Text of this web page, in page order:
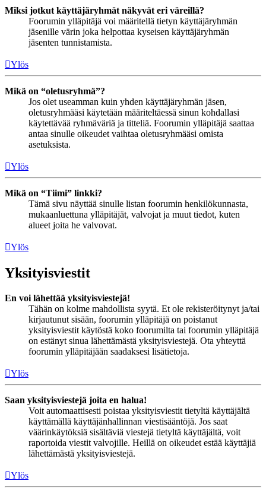
Miksi jotkut käyttäjäryhmät näkyvät eri väreillä?
Foorumin ylläpitäjä voi määritellä tietyn käyttäjäryhmän
jäsenille värin joka helpottaa kyseisen käyttäjäryhmän
jäsenten tunnistamista.
Ylös
Mikä on “oletusryhmä”?
Jos olet useamman kuin yhden käyttäjäryhmän jäsen,
oletusryhmääsi käytetään määriteltäessä sinun kohdallasi
käytettävää ryhmäväriä ja titteliä. Foorumin ylläpitäjä saattaa
antaa sinulle oikeudet vaihtaa oletusryhmääsi omista
asetuksista.
Ylös
Mikä on “Tiimi” linkki?
Tämä sivu näyttää sinulle listan foorumin henkilökunnasta,
mukaanluettuna ylläpitäjät, valvojat ja muut tiedot, kuten
alueet joita he valvovat.
Ylös
Yksityisviestit
En voi lähettää yksityisviestejä!
Tähän on kolme mahdollista syytä. Et ole rekisteröitynyt ja/tai
kirjautunut sisään, foorumin ylläpitäjä on poistanut
yksityisviestit käytöstä koko foorumilta tai foorumin ylläpitäjä
on estänyt sinua lähettämästä yksityisviestejä. Ota yhteyttä
foorumin ylläpitäjään saadaksesi lisätietoja.
Ylös
Saan yksityisviestejä joita en halua!
Voit automaattisesti poistaa yksityisviestit tietyltä käyttäjältä
käyttämällä käyttäjänhallinnan viestisääntöjä. Jos saat
väärinkäytöksiä sisältäviä viestejä tietyltä käyttäjältä, voit
raportoida viestit valvojille. Heillä on oikeudet estää käyttäjiä
lähettämästä yksityisviestejä.
Ylös